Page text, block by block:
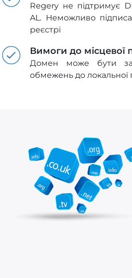
Regery не підтримує
AL. Неможливо
реєстрі
Вимоги до місцевої
Домен може бути
обмежень до локальної